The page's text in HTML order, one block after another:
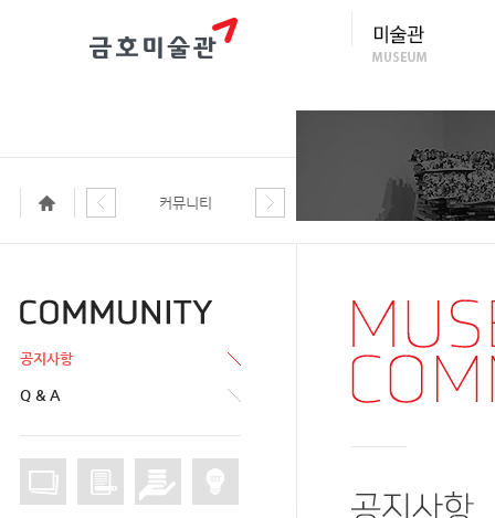
커뮤니티
공지사항
Q & A